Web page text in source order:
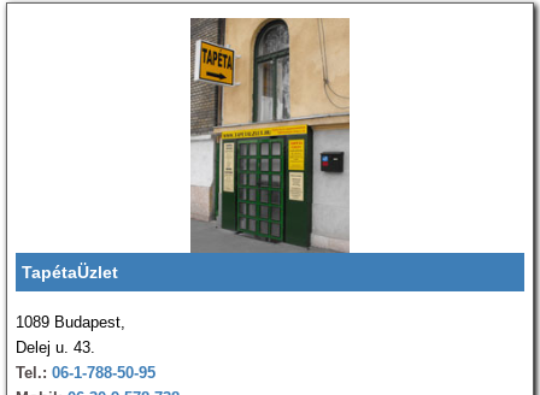
TapétaÜzlet
1089 Budapest,
Delej u. 43.
Tel.: 06-1-788-50-95